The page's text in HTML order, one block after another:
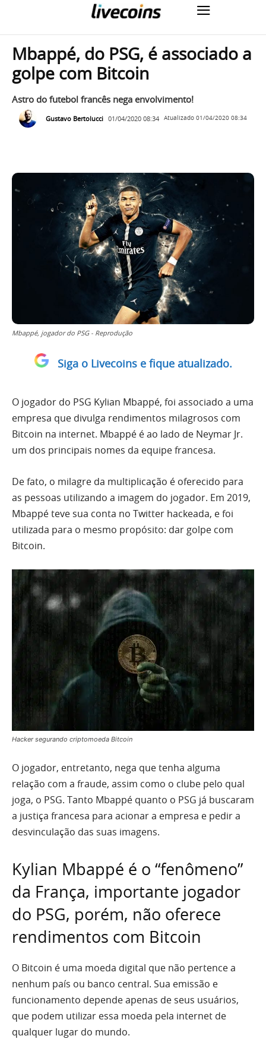
Mbappé, do PSG, é associado a
golpe com Bitcoin
Astro do futebol francês nega envolvimento!
Gustavo Bertolucci 01/04/2020 08:34 Atualizado 01/04/2020 08:34
Mbappé, jogador do PSG - Reprodução
Siga o Livecoins e fique atualizado.
O jogador do PSG Kylian Mbappé, foi associado a uma
empresa que divulga rendimentos milagrosos com
Bitcoin na internet. Mbappé é ao lado de Neymar Jr.
um dos principais nomes da equipe francesa.
De fato, o milagre da multiplicação é oferecido para
as pessoas utilizando a imagem do jogador. Em 2019,
Mbappé teve sua conta no Twitter hackeada, e foi
utilizada para o mesmo propósito: dar golpe com
Bitcoin.
Hacker segurando criptomoeda Bitcoin
O jogador, entretanto, nega que tenha alguma
relação com a fraude, assim como o clube pelo qual
joga, o PSG. Tanto Mbappé quanto o PSG já buscaram
a justiça francesa para acionar a empresa e pedir a
desvinculação das suas imagens.
Kylian Mbappé é o “fenômeno”
da França, importante jogador
do PSG, porém, não oferece
rendimentos com Bitcoin
O Bitcoin é uma moeda digital que não pertence a
nenhum país ou banco central. Sua emissão e
funcionamento depende apenas de seus usuários,
que podem utilizar essa moeda pela internet de
qualquer lugar do mundo.